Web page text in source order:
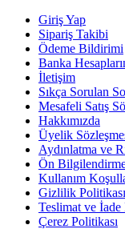
Giriş Yap
Sipariş Takibi
Ödeme Bildirimi
Banka
İletişim
Sıkça Sorulan
Mesafeli Satış
Hakkımızda
Üyelik
Aydınlatma ve
Ön
Kullanım
Gizlilik Politikası
Teslimat ve İade
Çerez Politikası